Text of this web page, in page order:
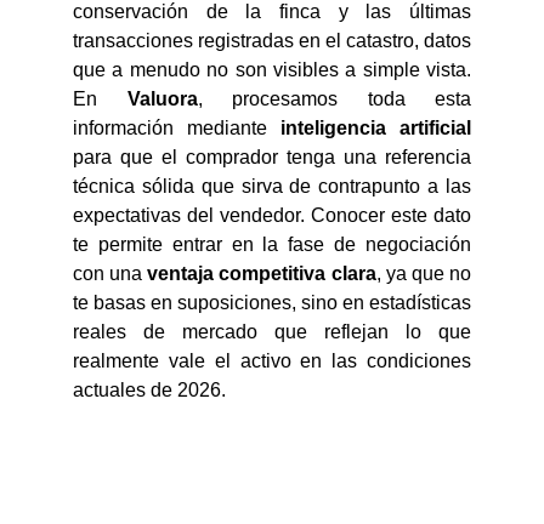
conservación de la finca y las últimas
transacciones registradas en el catastro, datos
que a menudo no son visibles a simple vista.
En Valuora, procesamos toda esta
información mediante inteligencia artificial
para que el comprador tenga una referencia
técnica sólida que sirva de contrapunto a las
expectativas del vendedor. Conocer este dato
te permite entrar en la fase de negociación
con una ventaja competitiva clara, ya que no
te basas en suposiciones, sino en estadísticas
reales de mercado que reflejan lo que
realmente vale el activo en las condiciones
actuales de 2026.